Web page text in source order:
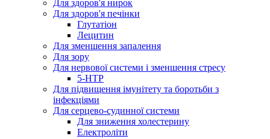
Для здоров'я нирок
Для здоров'я печінки
Глутатіон
Лецитин
Для зменшення запалення
Для зору
Для нервової системи і зменшення стресу
5-HTP
Для підвищення імунітету та боротьби з
інфекціями
Для серцево-судинної системи
Для зниження холестерину
Електроліти